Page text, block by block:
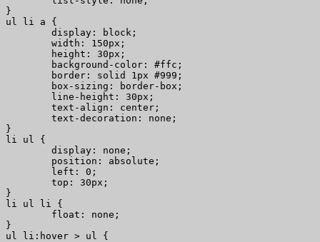
}
ul li a {
}
li ul {
}
li ul li {
}
ul li:hover > ul {